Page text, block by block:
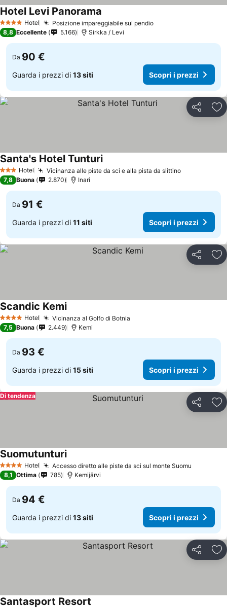
4 Stelle Hotel Posizione impareggiabile sul pendio
Hotel Levi Panorama
8,8 Eccellente 5.166 Sirkka / Levi
Da 90 €
Guarda i prezzi di 13 siti Scopri i prezzi
Condividi
3 StelleHotel Vicinanza alle piste da sci e alla pista da slittino
Santa's Hotel Tunturi
7,8 Buona 2.870 Inari
Da 91 €
Guarda i prezzi di 11 siti Scopri i prezzi
Condividi
4 Stelle Hotel Vicinanza al Golfo di Botnia
Scandic Kemi
7,5 Buona 2.449 Kemi
Da 93 €
Guarda i prezzi di 15 siti Scopri i prezzi
Condividi
Di tendenza
4 Stelle Hotel Accesso diretto alle piste da sci sul monte Suomu
Suomutunturi
8,1 Ottima 785 Kemijärvi
Da 94 €
Guarda i prezzi di 13 siti Scopri i prezzi
Condividi
Santasport Resort